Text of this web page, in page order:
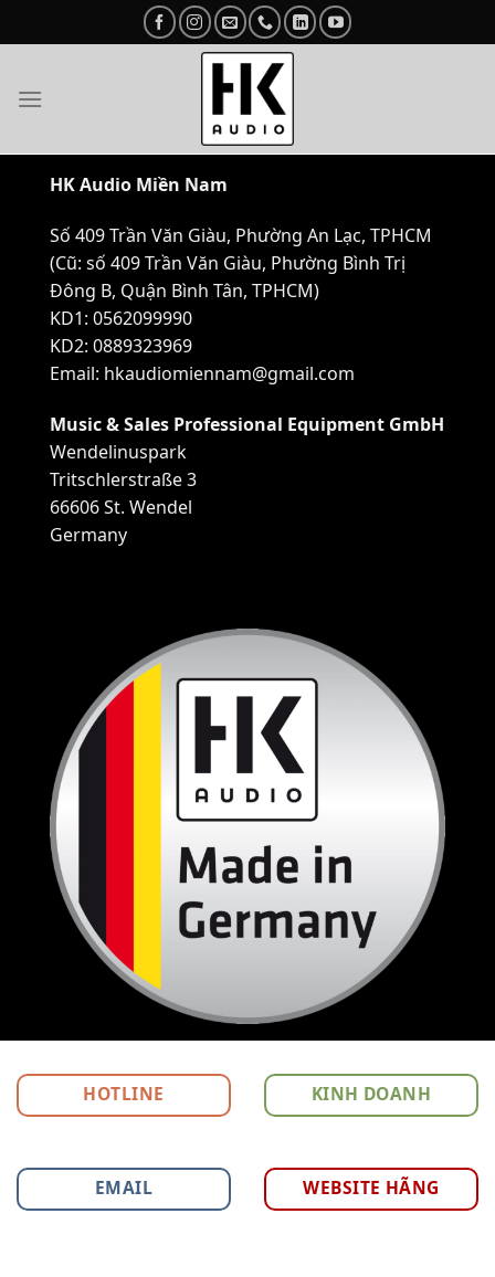
to
HK Audio Miền Nam
Số 409 Trần Văn Giàu, Phường An Lạc, TPHCM
(Cũ: số 409 Trần Văn Giàu, Phường Bình Trị
Đông B, Quận Bình Tân, TPHCM)
KD1: 0562099990
KD2: 0889323969
Email: hkaudiomiennam@gmail.com
Music & Sales Professional Equipment GmbH
Wendelinuspark
Tritschlerstraße 3
66606 St. Wendel
Germany
HOTLINE KINH DOANH
EMAIL WEBSITE HÃNG